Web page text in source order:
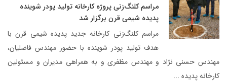
مراسم کلنگ‌زنی پروژه کارخانه تولید پودر شوینده
پدیده شیمی قرن برگزار شد
مراسم کلنگ‌زنی کارخانه جدید پدیده شیمی قرن با
هدف تولید پودر شوینده با حضور مهندس فاضلیان،
مهندس حسنی نژاد و مهندس مظفری و به همراهی مدیران و مسئولین
کارخانه پدیده ...